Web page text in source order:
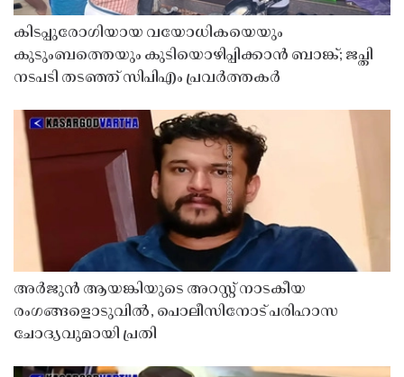
കിടപ്പുരോഗിയായ വയോധികയെയും
കുടുംബത്തെയും കുടിയൊഴിപ്പിക്കാൻ ബാങ്ക്; ജപ്തി
നടപടി തടഞ്ഞ് സിപിഎം പ്രവർത്തകർ
അർജുൻ ആയങ്കിയുടെ അറസ്റ്റ് നാടകീയ
രംഗങ്ങളൊടുവിൽ, പൊലീസിനോട് പരിഹാസ
ചോദ്യവുമായി പ്രതി